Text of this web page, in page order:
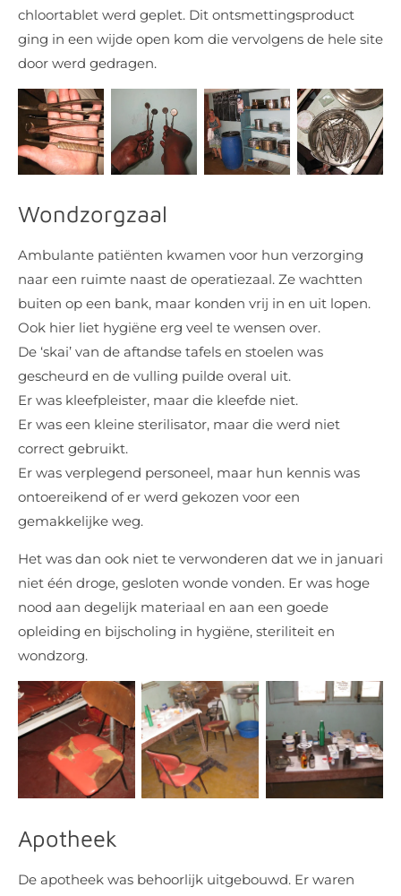
chloortablet werd geplet. Dit ontsmettingsproduct
ging in een wijde open kom die vervolgens de hele site
door werd gedragen.
Wondzorgzaal
Ambulante patiënten kwamen voor hun verzorging
naar een ruimte naast de operatiezaal. Ze wachtten
buiten op een bank, maar konden vrij in en uit lopen.
Ook hier liet hygiëne erg veel te wensen over.
De ‘skai’ van de aftandse tafels en stoelen was
gescheurd en de vulling puilde overal uit.
Er was kleefpleister, maar die kleefde niet.
Er was een kleine sterilisator, maar die werd niet
correct gebruikt.
Er was verplegend personeel, maar hun kennis was
ontoereikend of er werd gekozen voor een
gemakkelijke weg.
Het was dan ook niet te verwonderen dat we in januari
niet één droge, gesloten wonde vonden. Er was hoge
nood aan degelijk materiaal en aan een goede
opleiding en bijscholing in hygiëne, steriliteit en
wondzorg.
Apotheek
De apotheek was behoorlijk uitgebouwd. Er waren